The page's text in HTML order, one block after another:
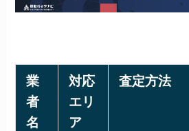
業
者
名
対応
エリ
ア
査定方法